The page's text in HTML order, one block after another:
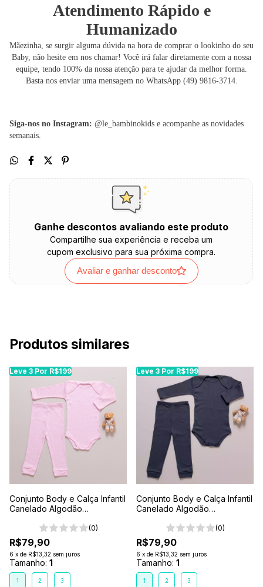
Atendimento Rápido e
Humanizado
Mãezinha, se surgir alguma dúvida na hora de comprar o lookinho do seu
Baby, não hesite em nos chamar! Você irá falar diretamente com a nossa
equipe, tendo 100% da nossa atenção para te ajudar da melhor forma.
Basta nos enviar uma mensagem no WhatsApp (49) 9816-3714.
Siga-nos no Instagram: @le_bambinokids e acompanhe as novidades
semanais.
Ganhe descontos avaliando este produto
Compartilhe sua experiência e receba um
cupom exclusivo para sua próxima compra.
Avaliar e ganhar desconto
Produtos similares
Leve 3 Por R$199
Conjunto Body e Calça Infantil
Canelado Algodão
(0)
R$79,90
6 x de R$13,32 sem juros
Tamanho: 1
1 2 3
Leve 3 Por R$199
Conjunto Body e Calça Infantil
Canelado Algodão
Chumbo
(0)
R$79,90
6 x de R$13,32 sem juros
Tamanho: 1
1 2 3